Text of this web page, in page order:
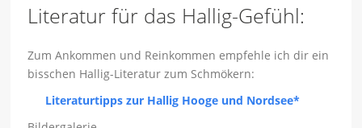
Literatur für das Hallig-Gefühl:
Zum Ankommen und Reinkommen empfehle ich dir ein
bisschen Hallig-Literatur zum Schmökern:
Literaturtipps zur Hallig Hooge und Nordsee*